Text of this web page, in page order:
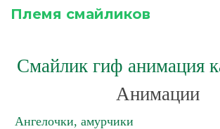
Племя смайликов
Смайлик гиф анимация
Анимации
Ангелочки, амурчики